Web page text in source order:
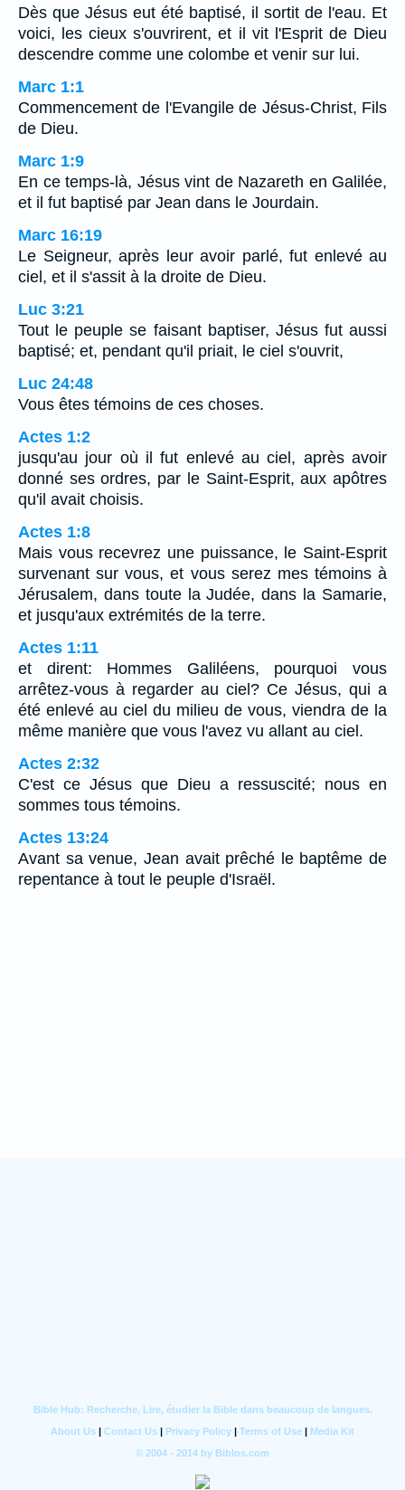
Dès que Jésus eut été baptisé, il sortit de l'eau. Et
voici, les cieux s'ouvrirent, et il vit l'Esprit de Dieu
descendre comme une colombe et venir sur lui.
Marc 1:1
Commencement de l'Evangile de Jésus-Christ, Fils
de Dieu.
Marc 1:9
En ce temps-là, Jésus vint de Nazareth en Galilée,
et il fut baptisé par Jean dans le Jourdain.
Marc 16:19
Le Seigneur, après leur avoir parlé, fut enlevé au
ciel, et il s'assit à la droite de Dieu.
Luc 3:21
Tout le peuple se faisant baptiser, Jésus fut aussi
baptisé; et, pendant qu'il priait, le ciel s'ouvrit,
Luc 24:48
Vous êtes témoins de ces choses.
Actes 1:2
jusqu'au jour où il fut enlevé au ciel, après avoir
donné ses ordres, par le Saint-Esprit, aux apôtres
qu'il avait choisis.
Actes 1:8
Mais vous recevrez une puissance, le Saint-Esprit
survenant sur vous, et vous serez mes témoins à
Jérusalem, dans toute la Judée, dans la Samarie,
et jusqu'aux extrémités de la terre.
Actes 1:11
et dirent: Hommes Galiléens, pourquoi vous
arrêtez-vous à regarder au ciel? Ce Jésus, qui a
été enlevé au ciel du milieu de vous, viendra de la
même manière que vous l'avez vu allant au ciel.
Actes 2:32
C'est ce Jésus que Dieu a ressuscité; nous en
sommes tous témoins.
Actes 13:24
Avant sa venue, Jean avait prêché le baptême de
repentance à tout le peuple d'Israël.